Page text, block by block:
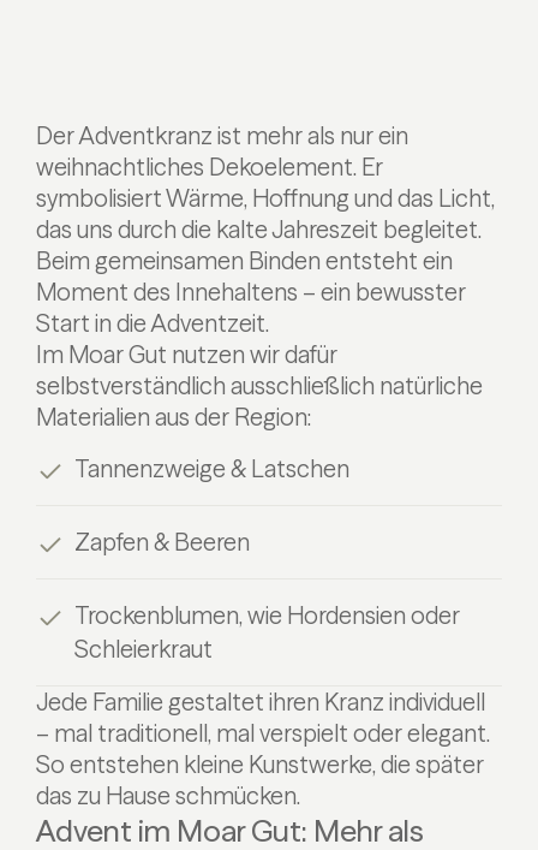
Der Adventkranz ist mehr als nur ein
weihnachtliches Dekoelement. Er
symbolisiert Wärme, Hoffnung und das Licht,
das uns durch die kalte Jahreszeit begleitet.
Beim gemeinsamen Binden entsteht ein
Moment des Innehaltens – ein bewusster
Start in die Adventzeit.
Im Moar Gut nutzen wir dafür
selbstverständlich ausschließlich natürliche
Materialien aus der Region:
Tannenzweige & Latschen
Zapfen & Beeren
Trockenblumen, wie Hordensien oder
Schleierkraut
Jede Familie gestaltet ihren Kranz individuell
– mal traditionell, mal verspielt oder elegant.
So entstehen kleine Kunstwerke, die später
das zu Hause schmücken.
Advent im Moar Gut: Mehr als